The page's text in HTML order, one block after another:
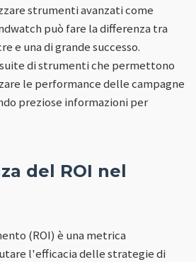
strumenti avanzati come
può fare la differenza tra
e una di grande successo.
di strumenti che permettono
le performance delle campagne
preziose informazioni per
del ROI nel
(ROI) è una metrica
l'efficacia delle strategie di